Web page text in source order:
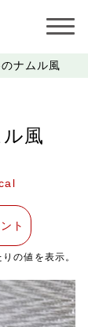
ナムル風
風
ト
の値を表示。